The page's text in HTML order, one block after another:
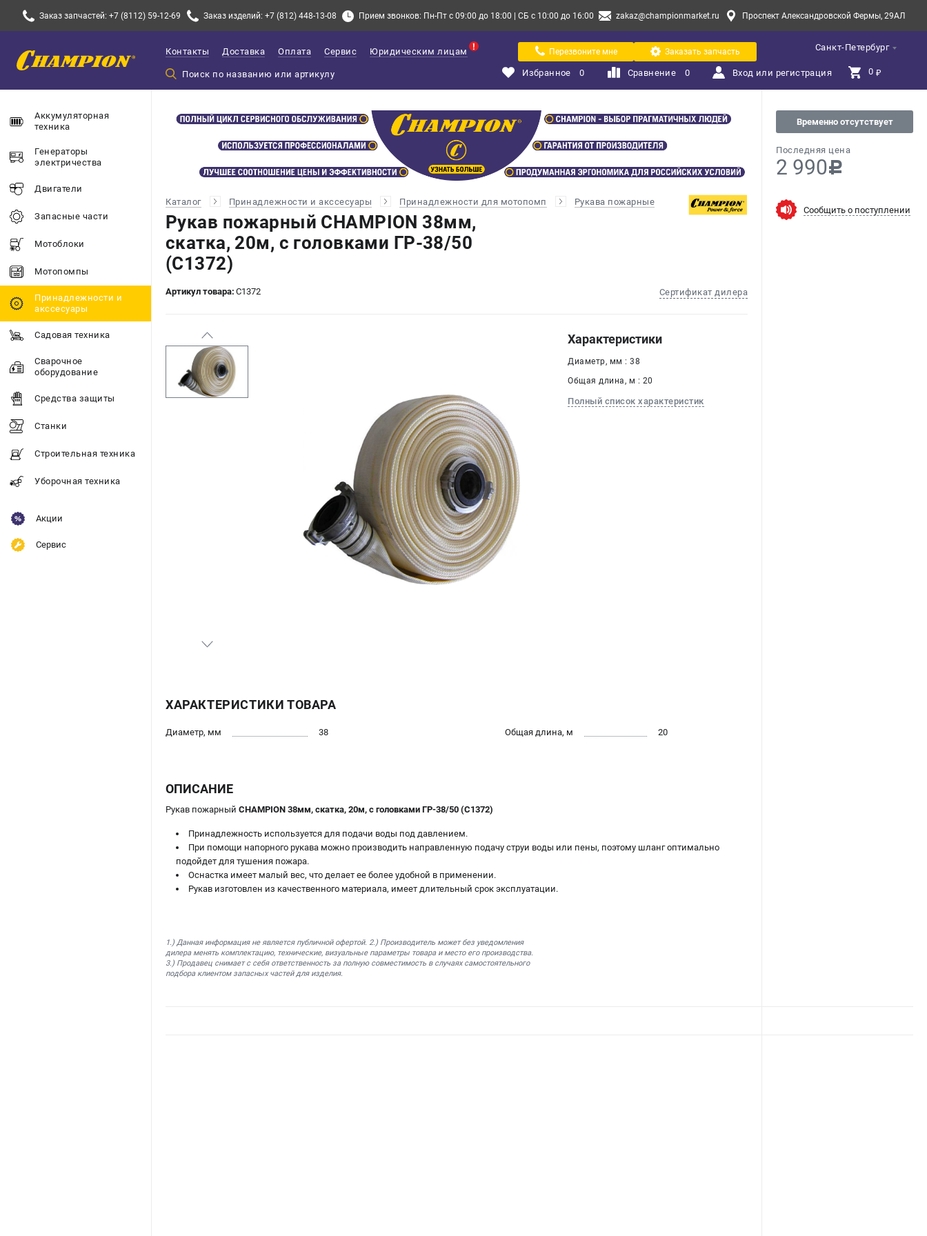
Заказ запчастей: +7 (8112) 59-12-69 Заказ изделий: +7 (812) 448-13-08 Прием звонков: Пн-Пт с 09:00 до 18:00 | СБ с 10:00 до 16:00 zakaz@championmarket.ru Проспект Александровской Фермы, 29АЛ
Санкт-Петербург
Контакты Доставка Оплата Сервис Юридическим лицам Перезвоните мне Заказать запчасть
Избранное 0 Сравнение 0 Вход или регистрация 0 ₽
Аккумуляторная
техника
Генераторы
электричества
Двигатели
Запасные части
Мотоблоки
Мотопомпы
Принадлежности и
акссесуары
Садовая техника
Сварочное
оборудование
Средства защиты
Станки
Строительная техника
Уборочная техника
Акции
Сервис
Каталог Принадлежности и акссесуары Принадлежности для мотопомп Рукава пожарные
Рукав пожарный CHAMPION 38мм,
скатка, 20м, с головками ГР-38/50
(C1372)
Артикул товара: C1372 Сертификат дилера
Временно отсутствует
Последняя цена
2 990c
Сообщить о поступлении
Характеристики
Диаметр, мм : 38
Общая длина, м : 20
Полный список характеристик
ХАРАКТЕРИСТИКИ ТОВАРА
Диаметр, мм 38 Общая длина, м 20
ОПИСАНИЕ
Рукав пожарный CHAMPION 38мм, скатка, 20м, с головками ГР-38/50 (C1372)
Принадлежность используется для подачи воды под давлением.
При помощи напорного рукава можно производить направленную подачу струи воды или пены, поэтому шланг оптимально
подойдет для тушения пожара.
Оснастка имеет малый вес, что делает ее более удобной в применении.
Рукав изготовлен из качественного материала, имеет длительный срок эксплуатации.
1.) Данная информация не является публичной офертой. 2.) Производитель может без уведомления
дилера менять комплектацию, технические, визуальные параметры товара и место его производства.
3.) Продавец снимает с себя ответственность за полную совместимость в случаях самостоятельного
подбора клиентом запасных частей для изделия.